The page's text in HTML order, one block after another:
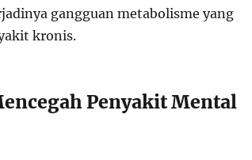
gangguan metabolisme yang
kronis.
Penyakit Mental